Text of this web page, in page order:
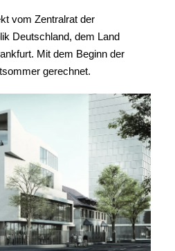
vom Zentralrat der
Deutschland, dem Land
Mit dem Beginn der
gerechnet.